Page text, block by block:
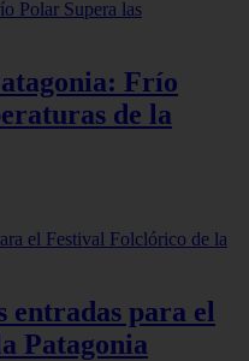
Frío
de la
entradas para el
Patagonia